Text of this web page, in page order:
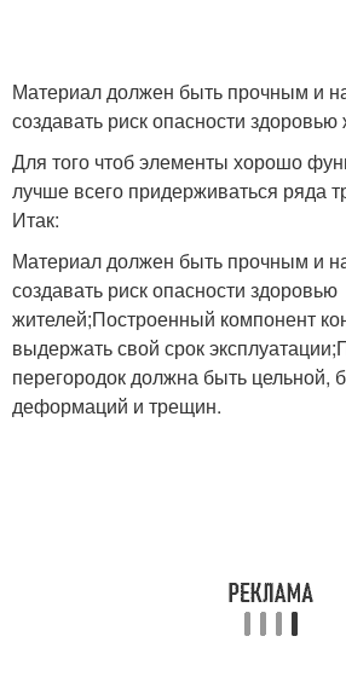
Материал должен быть прочным и
создавать риск опасности здоровью
Для того чтоб элементы хорошо
лучше всего придерживаться ряда
Итак:
Материал должен быть прочным и
создавать риск опасности здоровью
жителей;Построенный компонент
выдержать свой срок
перегородок должна быть цельной,
деформаций и трещин.